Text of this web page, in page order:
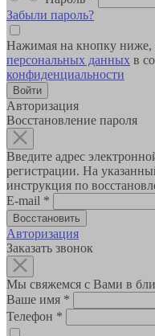
Забыли пароль?
Нажимая на кнопку ниже,
персональных данных в
конфиденциальности
Авторизация
Восстановление пароля
Введите адрес
регистрации. На
инструкция по
E-mail *
Авторизация
Заказать звонок
Мы свяжемся с Вами в
Ваше имя *
Телефон *